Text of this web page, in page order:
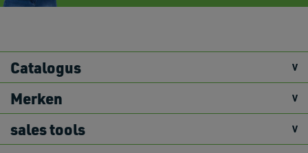
Catalogus
Merken
sales tools